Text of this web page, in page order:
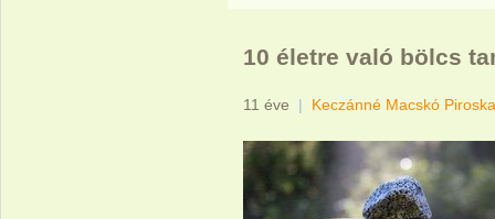
10 életre való bölcs
11 éve | Keczánné Macskó Piroska